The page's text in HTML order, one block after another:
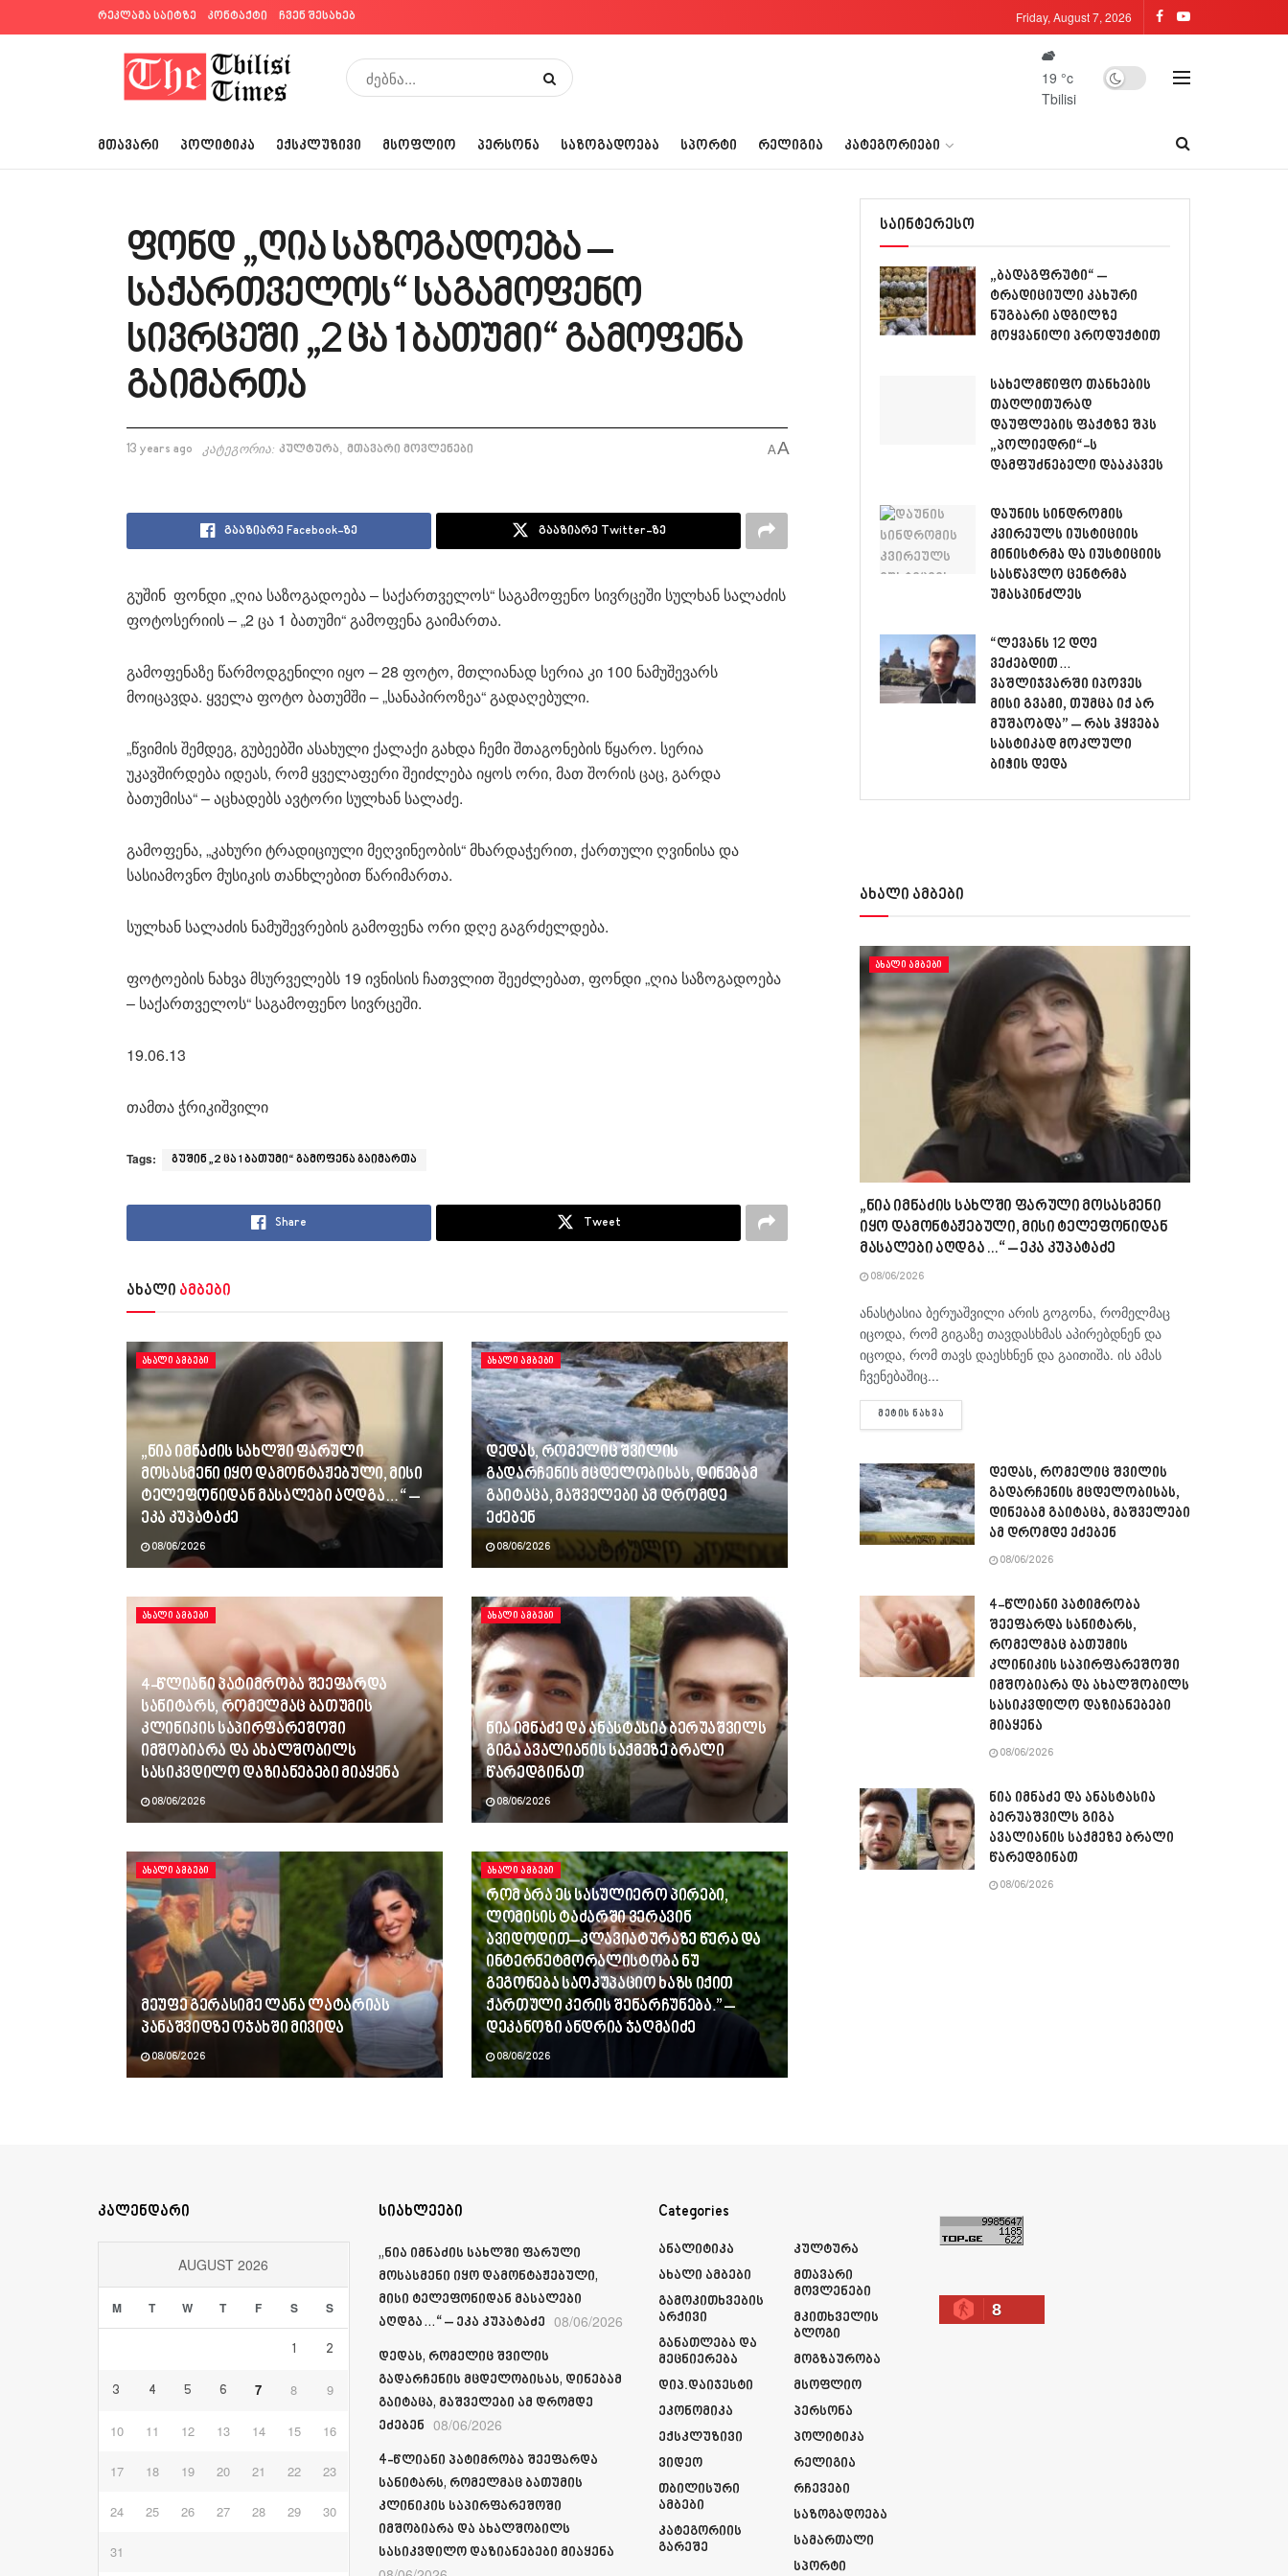
რეკლამა საიტზე კონტაქტი ჩვენ შესახებ Friday, August 7, 2026
19 °c
Tbilisi
ᲛᲗᲐᲕᲐᲠᲘ ᲞᲝᲚᲘᲢᲘᲙᲐ ᲔᲥᲡᲙᲚᲣᲖᲘᲕᲘ ᲛᲡᲝᲤᲚᲘᲝ ᲞᲔᲠᲡᲝᲜᲐ ᲡᲐᲖᲝᲒᲐᲓᲝᲔᲑᲐ ᲡᲞᲝᲠᲢᲘ ᲠᲔᲚᲘᲒᲘᲐ ᲙᲐᲢᲔᲒᲝᲠᲘᲔᲑᲘ
ფონდ „ღია საზოგადოება –
საქართველოს“ საგამოფენო
სივრცეში „2 ცა 1 ბათუმი“ გამოფენა
გაიმართა
13 years ago კატეგორია: კულტურა, მთავარი მოვლენები AA
გააზიარე Facebook-ზე გააზიარე Twitter-ზე
გუშინ ფონდი „ღია საზოგადოება – საქართველოს“ საგამოფენო სივრცეში სულხან სალაძის
ფოტოსერიის – „2 ცა 1 ბათუმი“ გამოფენა გაიმართა.
გამოფენაზე წარმოდგენილი იყო – 28 ფოტო, მთლიანად სერია კი 100 ნამუშევარს
მოიცავდა. ყველა ფოტო ბათუმში – „სანაპიროზეა“ გადაღებული.
„წვიმის შემდეგ, გუბეებში ასახული ქალაქი გახდა ჩემი შთაგონების წყარო. სერია
უკავშირდება იდეას, რომ ყველაფერი შეიძლება იყოს ორი, მათ შორის ცაც, გარდა
ბათუმისა“ – აცხადებს ავტორი სულხან სალაძე.
გამოფენა, „კახური ტრადიციული მეღვინეობის“ მხარდაჭერით, ქართული ღვინისა და
სასიამოვნო მუსიკის თანხლებით წარიმართა.
სულხან სალაძის ნამუშევრების გამოფენა ორი დღე გაგრძელდება.
ფოტოების ნახვა მსურველებს 19 ივნისის ჩათვლით შეეძლებათ, ფონდი „ღია საზოგადოება
– საქართველოს“ საგამოფენო სივრცეში.
19.06.13
თამთა ჭრიკიშვილი
Tags: გუშინ „2 ცა 1 ბათუმი“ გამოფენა გაიმართა
Share Tweet
ახალი ამბები
ᲐᲮᲐᲚᲘ ᲐᲛᲑᲔᲑᲘ
„ნია იმნაძის სახლში ფარული
მოსასმენი იყო დამონტაჟებული, მისი
ტელეფონიდან მასალები აღდგა…“ –
ეკა კუპატაძე
08/06/2026
ᲐᲮᲐᲚᲘ ᲐᲛᲑᲔᲑᲘ
დედას, რომელიც შვილის
გადარჩენის მცდელობისას, დინებამ
გაიტაცა, მაშველები ამ დრომდე
ეძებენ
08/06/2026
ᲐᲮᲐᲚᲘ ᲐᲛᲑᲔᲑᲘ
4-წლიანი პატიმრობა შეეფარდა
სანიტარს, რომელმაც ბათუმის
კლინიკის საპირფარეშოში
იმშობიარა და ახალშობილს
სასიკვდილო დაზიანებები მიაყენა
08/06/2026
ᲐᲮᲐᲚᲘ ᲐᲛᲑᲔᲑᲘ
ნია იმნაძე და ანასტასია ბერუაშვილს
გიგა ავალიანის საქმეზე ბრალი
წარედგინათ
08/06/2026
ᲐᲮᲐᲚᲘ ᲐᲛᲑᲔᲑᲘ
მეუფე გერასიმე ლანა ლატარიას
პანაშვიდზე ოჯახში მივიდა
08/06/2026
ᲐᲮᲐᲚᲘ ᲐᲛᲑᲔᲑᲘ
რომ არა ეს სასულიერო პირები,
ლომისის ტაძარში ვერავინ
ავიდოდით–კლავიატურაზე წერა და
ინტერნეტმორალისტობა ნუ
გეგონება საოკუპაციო ხაზს იქით
ქართული კერის შენარჩუნება.” –
დეკანოზი ანდრია ჯაღმაიძე
08/06/2026
საინტერესო
„ბადაგფრუტი“ –
ტრადიციული კახური
ნუგბარი ადგილზე
მოყვანილი პროდუქტით
სახელმწიფო თანხების
თაღლითურად
დაუფლების ფაქტზე შპს
„პოლიედრი“-ს
დამფუძნებელი დააკავეს
დაუნის სინდრომის
კვირეულს იუსტიციის
მინისტრმა და იუსტიციის
სასწავლო ცენტრმა
უმასპინძლეს
“ლევანს 12 დღე
ვეძებდით…
ვაშლიჯვარში იპოვეს
მისი გვამი, თუმცა იქ არ
მუშაობდა” – რას ჰყვება
სასტიკად მოკლული
ბიჭის დედა
ახალი ამბები
ᲐᲮᲐᲚᲘ ᲐᲛᲑᲔᲑᲘ
„ნია იმნაძის სახლში ფარული მოსასმენი
იყო დამონტაჟებული, მისი ტელეფონიდან
მასალები აღდგა…“ – ეკა კუპატაძე
08/06/2026
ანასტასია ბერუაშვილი არის გოგონა, რომელმაც
იცოდა, რომ გიგაზე თავდასხმას აპირებდნენ და
იცოდა, რომ თავს დაესხნენ და გაითიშა. ის ამას
ჩვენებაშიც...
ᲛᲔᲢᲘᲡ ᲜᲐᲮᲕᲐ
დედას, რომელიც შვილის
გადარჩენის მცდელობისას,
დინებამ გაიტაცა, მაშველები
ამ დრომდე ეძებენ
08/06/2026
4-წლიანი პატიმრობა
შეეფარდა სანიტარს,
რომელმაც ბათუმის
კლინიკის საპირფარეშოში
იმშობიარა და ახალშობილს
სასიკვდილო დაზიანებები
მიაყენა
08/06/2026
ნია იმნაძე და ანასტასია
ბერუაშვილს გიგა
ავალიანის საქმეზე ბრალი
წარედგინათ
08/06/2026
კალენდარი
AUGUST 2026
M T W T F S S
1 2
3 4 5 6 7 8 9
10 11 12 13 14 15 16
17 18 19 20 21 22 23
24 25 26 27 28 29 30
31
სიახლეები
„ნია იმნაძის სახლში ფარული
მოსასმენი იყო დამონტაჟებული,
მისი ტელეფონიდან მასალები
აღდგა…“ – ეკა კუპატაძე 08/06/2026
დედას, რომელიც შვილის
გადარჩენის მცდელობისას, დინებამ
გაიტაცა, მაშველები ამ დრომდე
ეძებენ 08/06/2026
4-წლიანი პატიმრობა შეეფარდა
სანიტარს, რომელმაც ბათუმის
კლინიკის საპირფარეშოში
იმშობიარა და ახალშობილს
სასიკვდილო დაზიანებები მიაყენა
Categories
Ანალიტიკა
Ახალი Ამბები
Გამოკითხვების
Არქივი
Განათლება Და
Მეცნიერება
Დიპ.დაიჯესტი
Ეკონომიკა
Ექსკლუზივი
Ვიდეო
Თბილისური
Ამბები
Კატეგორიის
Გარეშე
Კულტურა
Მთავარი
Მოვლენები
Მკითხველის
Ბლოგი
Მოგზაურობა
Მსოფლიო
Პერსონა
Პოლიტიკა
Რელიგია
Რჩევები
Საზოგადოება
Სამართალი
Სპორტი
8